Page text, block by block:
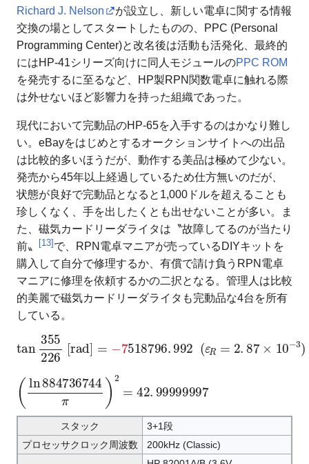
Richard J. Nelson
が設立し、新しい電卓に関する情報
交換の場としてスタートしたものの、PPC (Personal
Programming Center)と改名後は活動も活発化、最終的
にはHP-41シリーズ向けに同人モジュールのPPC ROM
を発売するに至るなど、HP製RPN関数電卓に触れる際
は外せないほど影響力を持った組織であった。
現代において完動品のHP-65を入手するのはかなり難し
い。eBayをはじめとするオークションサイトへの出品
は比較的多いほうだが、動作する美品は極めて少ない。
発売から45年以上経過しているため仕方無いのだが、
状態が良好で完動品となると1,000ドルを超えることも
珍しくなく、手を出したくとも出せないことが多い。ま
た、磁気カードリーダライタは〝故障してるのが当たり
前〟
[13]で、RPN電卓マニアが売っているDIYキットを
購入して自分で修理するか、有償で請け負うRPN電卓
マニアに修理を依頼するかの二択となる。管理人は比較
的美麗で磁気カードリーダライタも完動品な4台を所有
している。
tan 3552 2 [rad] −751879 6.99 2 =2 87 0−3)
(ln884736744π)2 2.9 9999997
スタック
3+1段
プロセッサクロック周波数
200kHz (Classic)